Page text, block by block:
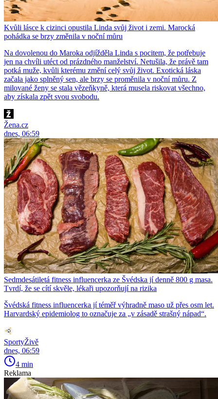
Kvůli lásce k cizinci opustila Linda svůj život i zemi. Marocká
pohádka se brzy změnila v noční můru
Na dovolenou do Maroka odjížděla Linda s pocitem, že potřebuje
jen na chvíli utéct od prázdného manželství. Netušila, že právě tam
potká muže, kvůli kterému změní celý svůj život. Exotická láska
začala jako splněný sen, ale brzy se proměnila v noční můru. Z
milované ženy se stala vězeňkyně, která musela riskovat všechno,
aby získala zpět svou svobodu.
Žena.cz
dnes, 06:59
Sedmdesátiletá fitness influencerka ze Švédska jí denně 800 g masa.
Tvrdí, že se cítí skvěle, lékaři upozorňují na rizika
Švédská fitness influencerka jí téměř výhradně maso už přes osm let.
Harvardský epidemiolog to označuje za „v zásadě strašný nápad“.
SportyŽivě
dnes, 06:59
4 min
Reklama